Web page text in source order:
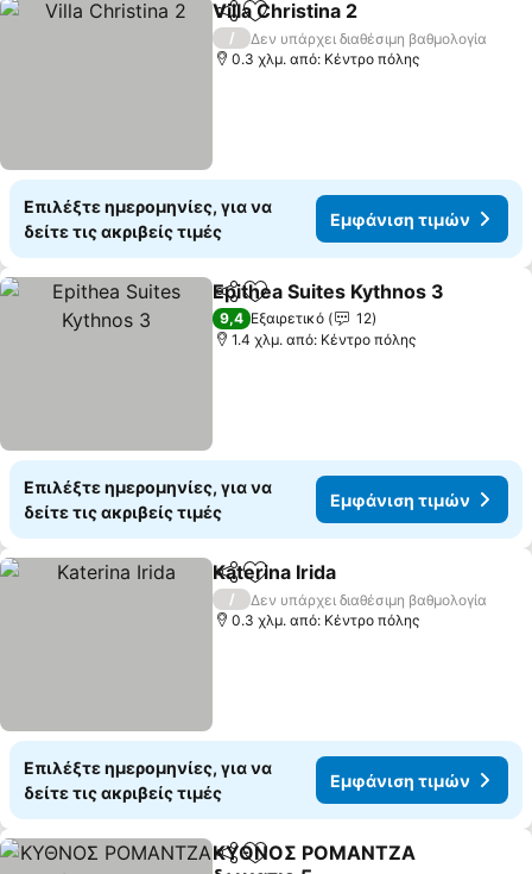
Κοινοποίηση
Προσθήκη στα αγαπημένα
Villa Christina 2
/
Δεν υπάρχει διαθέσιμη βαθμολογία
0.3 χλμ. από: Κέντρο πόλης
Επιλέξτε ημερομηνίες, για να
δείτε τις ακριβείς τιμές
Εμφάνιση τιμών
Κοινοποίηση
Προσθήκη στα αγαπημένα
Epithea Suites Kythnos 3
9,4 Εξαιρετικό
12
1.4 χλμ. από: Κέντρο πόλης
Επιλέξτε ημερομηνίες, για να
δείτε τις ακριβείς τιμές
Εμφάνιση τιμών
Κοινοποίηση
Προσθήκη στα αγαπημένα
Katerina Irida
/
Δεν υπάρχει διαθέσιμη βαθμολογία
0.3 χλμ. από: Κέντρο πόλης
Επιλέξτε ημερομηνίες, για να
δείτε τις ακριβείς τιμές
Εμφάνιση τιμών
Κοινοποίηση
Προσθήκη στα αγαπημένα
ΚΥΘΝΟΣ ΡΟΜΑΝΤΖΑ